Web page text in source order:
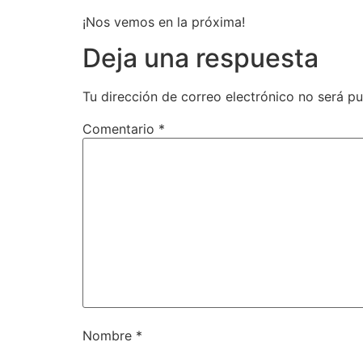
¡Nos vemos en la próxima!
Deja una respuesta
Tu dirección de correo electrónico no será
Comentario *
Nombre *